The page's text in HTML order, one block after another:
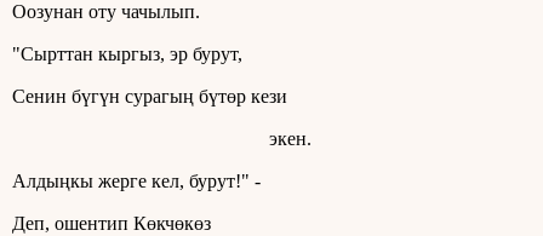
Оозунан оту чачылып.
"Сырттан кыргыз, эр бурут,
Сенин бүгүн сурагың бүтөр кези
экен.
Алдыңкы жерге кел, бурут!" -
Деп, ошентип Көкчөкөз